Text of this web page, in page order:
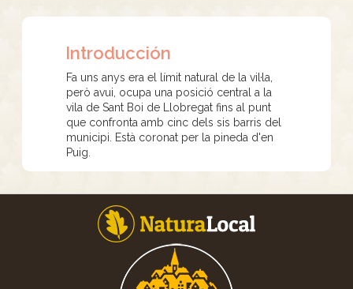
Introducción
Fa uns anys era el límit natural de la vil·la,
però avui, ocupa una posició central a la
vila de Sant Boi de Llobregat fins al punt
que confronta amb cinc dels sis barris del
municipi. Està coronat per la pineda d'en
Puig.